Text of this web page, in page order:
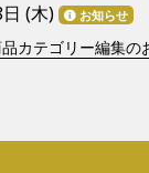
(木) お知らせ
品カテゴリー編集